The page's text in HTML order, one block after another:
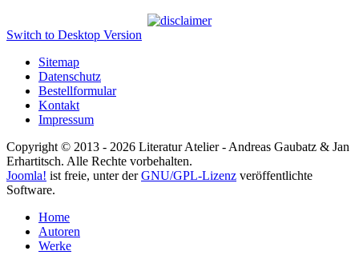
Switch to Desktop Version
Sitemap
Datenschutz
Bestellformular
Kontakt
Impressum
Copyright © 2013 - 2026 Literatur Atelier - Andreas Gaubatz & Jan
Erhartitsch. Alle Rechte vorbehalten.
Joomla! ist freie, unter derGNU/GPL-Lizenz veröffentlichte
Software.
Home
Autoren
Werke